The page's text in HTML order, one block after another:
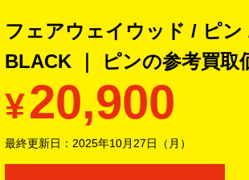
フェアウェイウッド / ピ
BLACK ｜ ピンの参考買取
¥20,900
最終更新日： 2025年10月27日（月）